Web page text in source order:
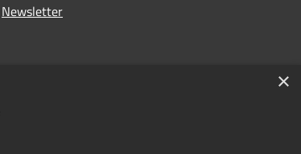
Newsletter
×